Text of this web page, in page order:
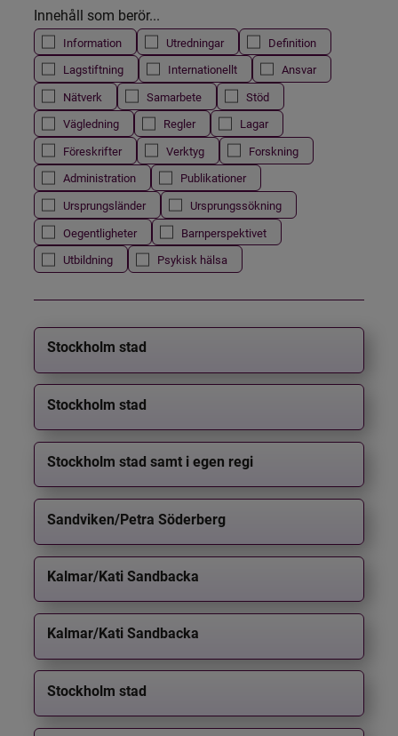
Innehåll som berör...
Information Utredningar
Definition
Lagstiftning
Internationellt
Ansvar
Nätverk
Samarbete
Stöd
Vägledning
Regler
Lagar
Föreskrifter
Verktyg
Forskning
Administration
Publikationer
Ursprungsländer
Ursprungssökning
Oegentligheter
Barnperspektivet
Utbildning
Psykisk hälsa
Stockholm stad
Stockholm stad
Stockholm stad samt i egen regi
Sandviken/Petra Söderberg
Kalmar/Kati Sandbacka
Kalmar/Kati Sandbacka
Stockholm stad